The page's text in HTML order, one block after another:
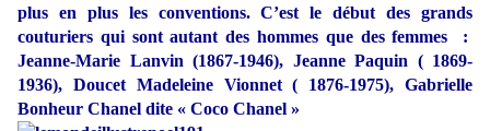
plus en plus les conventions. C’est le début des grands
couturiers qui sont autant des hommes que des femmes :
Jeanne-Marie Lanvin (1867-1946), Jeanne Paquin ( 1869-
1936), Doucet Madeleine Vionnet ( 1876-1975), Gabrielle
Bonheur Chanel dite « Coco Chanel »